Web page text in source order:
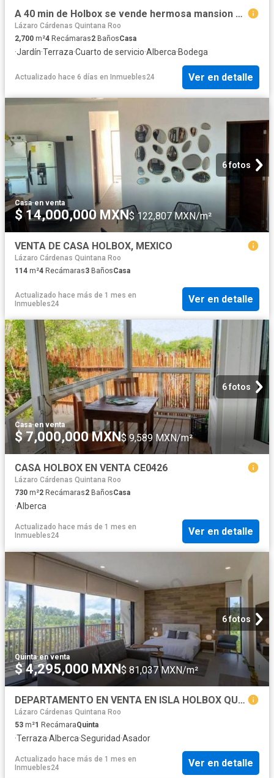
A 40 min de Holbox se vende hermosa mansion de dos pisos con alberca
Lázaro Cárdenas Quintana Roo
2,700 m²4 Recámaras2 BañosCasa
·Jardín·Terraza·Cuarto de servicio·Alberca·Bodega
Actualizado hace 6 días en Inmuebles24 Ver en detalle
6 fotos
Casa·en venta
$ 14,000,000 MXN$ 122,807 MXN/m²
VENTA DE CASA HOLBOX, MEXICO
Lázaro Cárdenas Quintana Roo
114 m²4 Recámaras3 BañosCasa
Actualizado hace más de 1 mes en
Inmuebles24
Ver en detalle
6 fotos
Casa·en venta
$ 7,000,000 MXN$ 9,589 MXN/m²
CASA HOLBOX EN VENTA CE0426
Lázaro Cárdenas Quintana Roo
730 m²2 Recámaras2 BañosCasa
·Alberca
Actualizado hace más de 1 mes en
Inmuebles24
Ver en detalle
6 fotos
Quinta·en venta
$ 4,295,000 MXN$ 81,037 MXN/m²
DEPARTAMENTO EN VENTA EN ISLA HOLBOX QUINTANA ROO A 30 METROS DEL MAR
Lázaro Cárdenas Quintana Roo
53 m²1 RecámaraQuinta
·Terraza·Alberca·Seguridad·Asador
Actualizado hace más de 1 mes en
Inmuebles24
Ver en detalle